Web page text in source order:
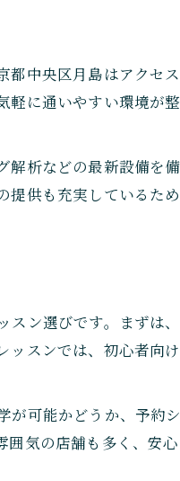
率アップを狙うゴルフレ
が通う月島ゴルフレッス
島で学ぶゴルフレッス
忙しくても続くゴルフレッ
続のコツはゴルフレッ
中央区月島はアクセ
に通いやすい環境が
析などの最新設備
供も充実しているた
ン選びです。まず
スンでは、初心者向
可能かどうか、予
気の店舗も多く、安